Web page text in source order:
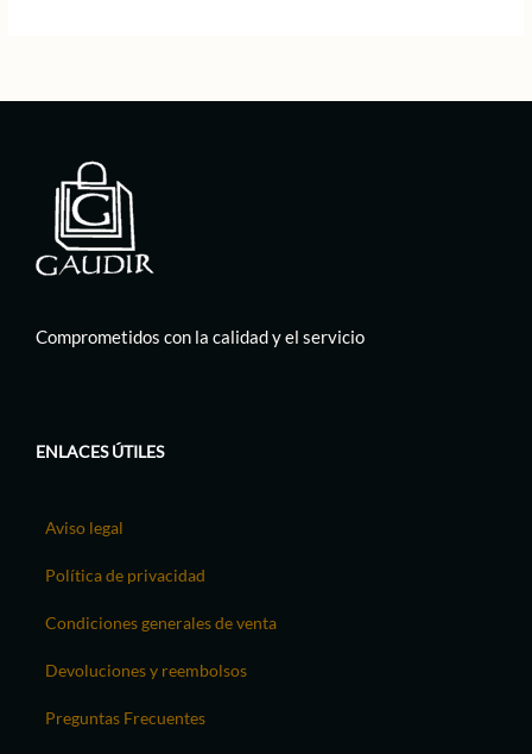
Comprometidos con la calidad y el servicio
ENLACES ÚTILES
Aviso legal
Política de privacidad
Condiciones generales de venta
Devoluciones y reembolsos
Preguntas Frecuentes